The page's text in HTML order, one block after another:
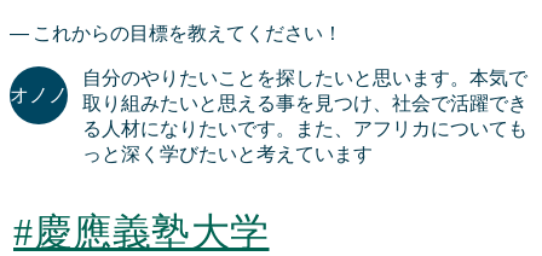
これからの目標を教えてください！
自分のやりたいことを探したいと思います。本気で
取り組みたいと思える事を見つけ、社会で活躍でき
る人材になりたいです。また、アフリカについても
っと深く学びたいと考えています
#慶應義塾大学